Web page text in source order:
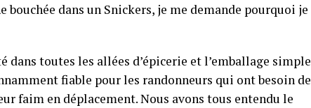
bouchée dans un Snickers, je me demande pourquoi je
toutes les allées d’épicerie et l’emballage simple
fiable pour les randonneurs qui ont besoin de
faim en déplacement. Nous avons tous entendu le